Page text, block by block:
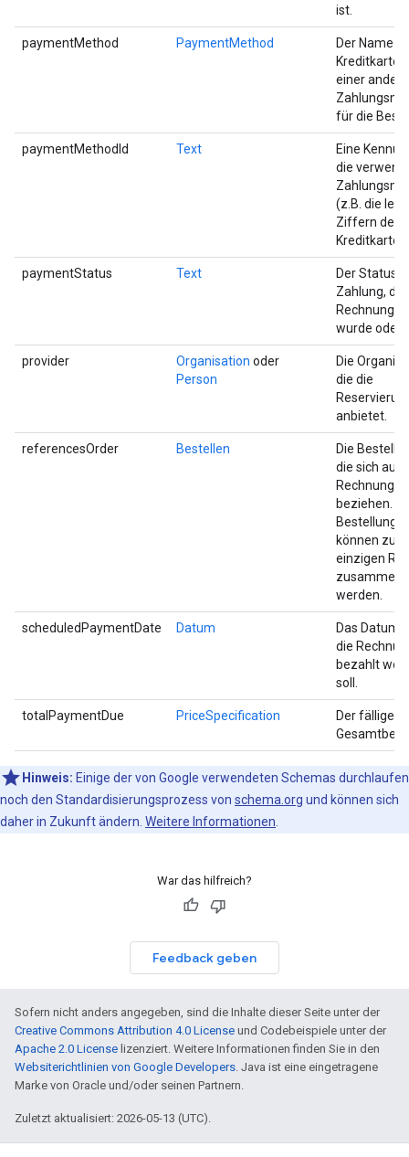
ist.
paymentMethod PaymentMethod
Der Name
Kreditkarte
einer
für die
paymentMethodId Text
Eine
die
(z.B. die
Ziffern der
Kreditkarte).
paymentStatus Text
Der Status
Zahlung, d.
Rechnung
wurde oder
provider Organisation oder
Person
Die
die die
anbietet.
referencesOrder Bestellen
Die
die sich auf
Rechnung
beziehen.
können zu
einzigen
werden.
scheduledPaymentDate Datum
Das Datum,
die
bezahlt
soll.
totalPaymentDue PriceSpecification
Der fällige
Hinweis: Einige der von Google verwendeten Schemas durchlaufen
noch den Standardisierungsprozess von schema.org und können sich
daher in Zukunft ändern. Weitere Informationen
War das hilfreich?
Feedback geben
Sofern nicht anders angegeben, sind die Inhalte dieser Seite unter der
Creative Commons Attribution 4.0 License und Codebeispiele unter der
Apache 2.0 License lizenziert. Weitere Informationen finden Sie in den
Websiterichtlinien von Google Developers. Java ist eine eingetragene
Marke von Oracle und/oder seinen Partnern.
Zuletzt aktualisiert: 2026-05-13 (UTC).